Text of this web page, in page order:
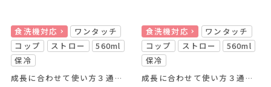
食洗機対応
ワンタッチ
コップ
ストロー
560ml
保冷
成長に合わせて使い方３通り！
食洗機対応
ワンタッチ
コップ
ストロー
560ml
保冷
成長に合わせて使い方３通り！